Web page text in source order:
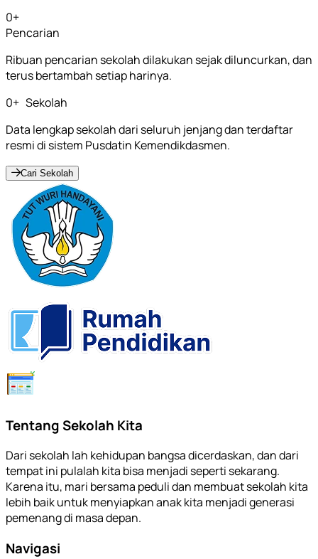
0+
Pencarian
Ribuan pencarian sekolah dilakukan sejak diluncurkan, dan
terus bertambah setiap harinya.
0+ Sekolah
Data lengkap sekolah dari seluruh jenjang dan terdaftar
resmi di sistem Pusdatin Kemendikdasmen.
Cari Sekolah
Tentang Sekolah Kita
Dari sekolah lah kehidupan bangsa dicerdaskan, dan dari
tempat ini pulalah kita bisa menjadi seperti sekarang.
Karena itu, mari bersama peduli dan membuat sekolah kita
lebih baik untuk menyiapkan anak kita menjadi generasi
pemenang di masa depan.
Navigasi